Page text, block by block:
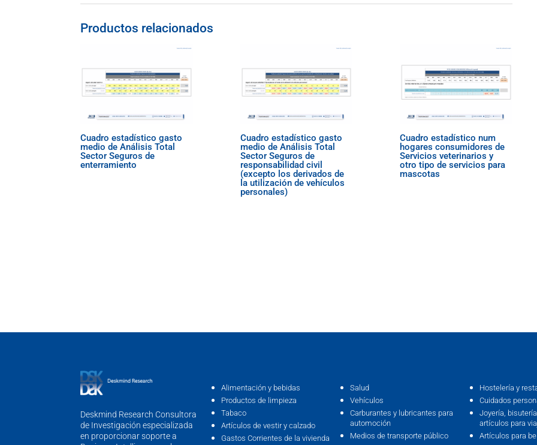
Productos relacionados
Cuadro estadístico gasto
medio de Análisis Total
Sector Seguros de
enterramiento
Cuadro estadístico gasto
medio de Análisis Total
Sector Seguros de
responsabilidad civil
(excepto los derivados de
la utilización de vehículos
personales)
Cuadro estadístico num
hogares consumidores de
Servicios veterinarios y
otro tipo de servicios para
mascotas
Deskmind Research Consultora
de Investigación especializada
en proporcionar soporte a
Alimentación y bebidas
Productos de limpieza
Tabaco
Artículos de vestir y calzado
Gastos Corrientes de la vivienda
Salud
Vehículos
Carburantes y lubricantes para
automoción
Medios de transporte público
Hostelería y
Cuidados
Joyería,
artículos para
Artículos para